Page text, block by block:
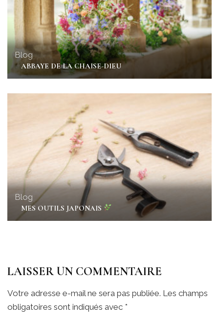
Blog
ABBAYE DE LA CHAISE-DIEU
Blog
MES OUTILS JAPONAIS
LAISSER UN COMMENTAIRE
Votre adresse e-mail ne sera pas publiée. Les champs
obligatoires sont indiqués avec *